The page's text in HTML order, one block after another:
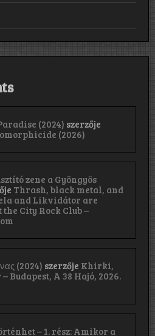
(2024) szerzője
(2026)
zene a Gyöngyös
Thrash, black metal, and
and Likvidátor are
City Rock Club –
(2024) szerzője Khirki,
Budapest, A 38 Hajó, 2026.
– 1. rész: Amikor a